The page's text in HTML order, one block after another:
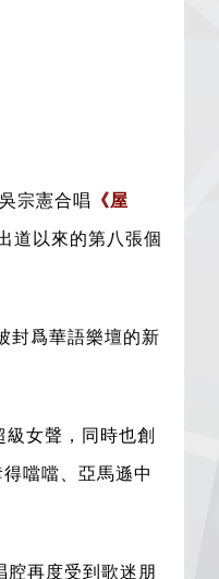
宗憲合唱 《屋
道以來的第八張個
封爲華語樂壇的新
級女聲 ，同時也創
噹噹、亞馬遜中
腔再度受到歌迷朋